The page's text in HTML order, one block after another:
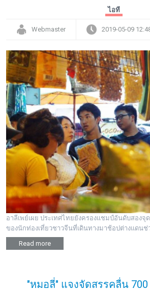
ไอที
Webmaster 2019-05-09
อาลีเพย์เผย ประเทศไทยยังครองแชมป์อันดับสอง
ของนักท่องเที่ยวชาวจีนที่เดินทางมาช้อปต่างแดนช่
Read more
"หมอลี่" แจงจัดสรรคลื่น 700